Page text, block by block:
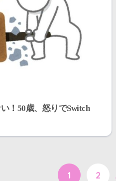
！50歳、怒りでSwitch
1 2